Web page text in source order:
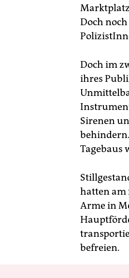
Doch
Doch im
ihres
Sirenen
Tagebaus
hatten am
Arme in
befreien.